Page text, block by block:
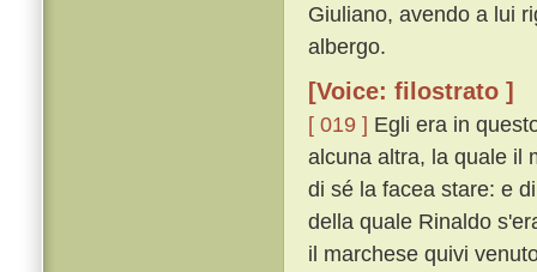
Giuliano, avendo a lui
albergo.
[Voice: filostrato ]
[ 019 ] Egli era in
alcuna altra, la quale il
di sé la facea stare: e
della quale Rinaldo
il marchese quivi